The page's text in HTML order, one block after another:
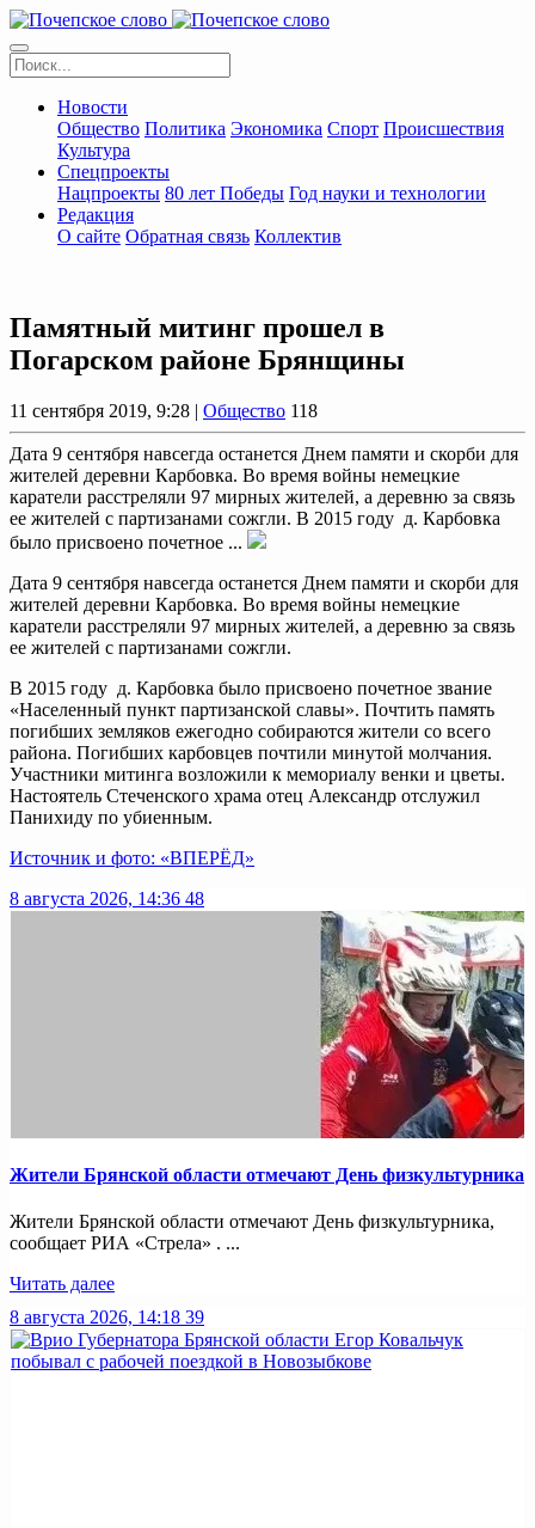
Новости
Общество Политика Экономика Спорт Происшествия
Культура
Спецпроекты
Нацпроекты 80 лет Победы Год науки и технологии
Редакция
О сайте Обратная связь Коллектив
Памятный митинг прошел в
Погарском районе Брянщины
11 сентября 2019, 9:28 | Общество 118
Дата 9 сентября навсегда останется Днем памяти и скорби для
жителей деревни Карбовка. Во время войны немецкие
каратели расстреляли 97 мирных жителей, а деревню за связь
ее жителей с партизанами сожгли. В 2015 году д. Карбовка
было присвоено почетное ...
Дата 9 сентября навсегда останется Днем памяти и скорби для
жителей деревни Карбовка. Во время войны немецкие
каратели расстреляли 97 мирных жителей, а деревню за связь
ее жителей с партизанами сожгли.
В 2015 году д. Карбовка было присвоено почетное звание
«Населенный пункт партизанской славы». Почтить память
погибших земляков ежегодно собираются жители со всего
района. Погибших карбовцев почтили минутой молчания.
Участники митинга возложили к мемориалу венки и цветы.
Настоятель Стеченского храма отец Александр отслужил
Панихиду по убиенным.
Источник и фото: «ВПЕРЁД»
8 августа 2026, 14:36 48
Жители Брянской области отмечают День физкультурника
Жители Брянской области отмечают День физкультурника,
сообщает РИА «Стрела» . ...
Читать далее
8 августа 2026, 14:18 39